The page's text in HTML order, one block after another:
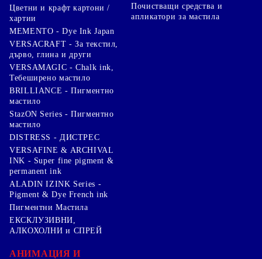
Цветни и крафт картони /
хартии
Почистващи средства и
апликатори за мастила
MEMENTO - Dye Ink Japan
VERSACRAFT - За текстил,
дърво, глина и други
VERSAMAGIC - Chalk ink,
Тебеширено мастило
BRILLIANCE - Пигментно
мастило
StazON Series - Пигментно
мастило
DISTRESS - ДИСТРЕС
VERSAFINE & ARCHIVAL
INK - Super fine pigment &
permanent ink
ALADIN IZINK Series -
Pigment & Dye French ink
Пигментни Мастила
ЕКСКЛУЗИВНИ,
АЛКОХОЛНИ и СПРЕЙ
АНИМАЦИЯ И